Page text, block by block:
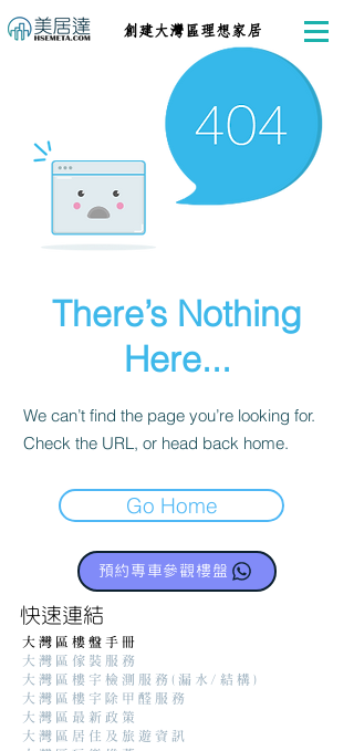
創建大灣區理想家居
There’s Nothing
Here...
We can’t find the page you’re looking for.
Check the URL, or head back home.
Go Home
預約專車參觀樓盤
​快速連結
大灣區樓盤手冊
大灣區傢裝服務
大灣區樓宇檢測服務(漏水/結構)
大灣區樓宇除甲醛服務
大灣區最新政策
大灣區居住及旅遊資訊